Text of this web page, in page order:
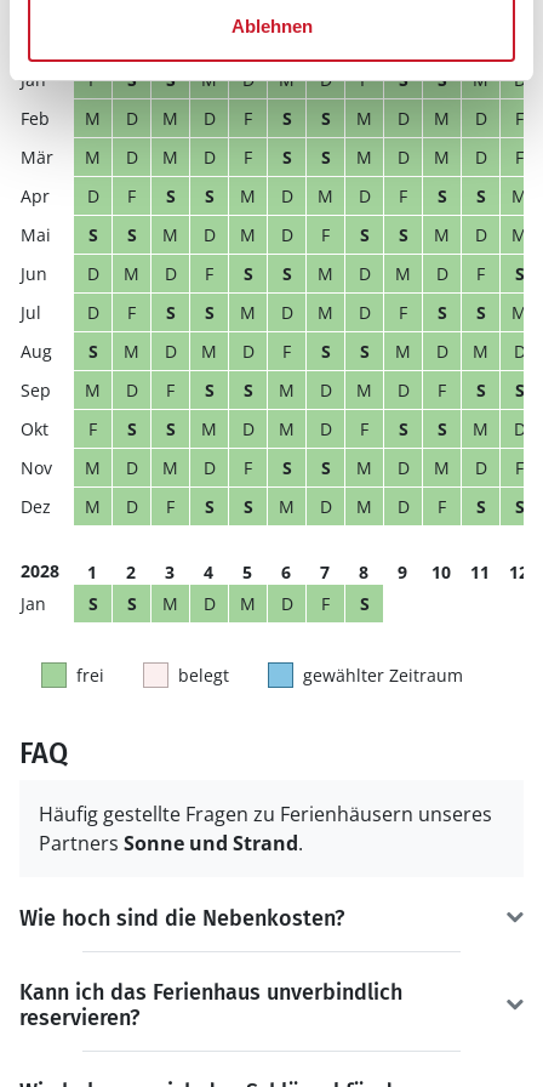
Ablehnen
F
S S M D M D F S S M
D
M
D M D F S S M D M D
F
M
D M D F S S M D M D
F
D
F S S M D M D F S S
M
S
S M D M D F S S M D
M
D
M D F S S M D M D F
S
D
F S S M D M D F S S
M
S
M D M D F S S M D M
D
M
D F S S M D M D F S
S
F
S S M D M D F S S M
D
M
D M D F S S M D M D
F
M
D F S S M D M D F S S
2028 1 2 3 4 5 6 7 8 9 10 11
12
S
S M D M D F S
frei belegt gewählter Zeitraum
FAQ
Häufig gestellte Fragen zu Ferienhäusern unseres
Partners Sonne und Strand.
Wie hoch sind die Nebenkosten?
Kann ich das Ferienhaus unverbindlich
reservieren?